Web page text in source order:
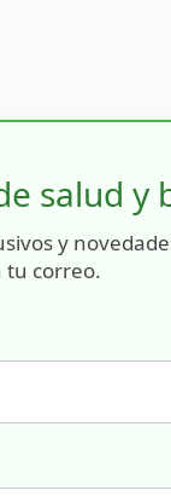
salud y
y
tu correo.